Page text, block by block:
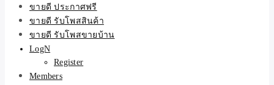
ขายดี ประกาศฟรี
ขายดี รับโพสสินค้า
ขายดี รับโพสขายบ้าน
LogN
Register
Members